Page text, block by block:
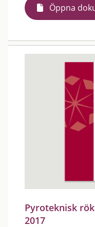
Öppna
Pyroteknisk
2017